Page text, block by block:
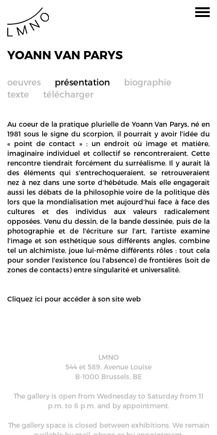
YOANN VAN PARYS
oeuvres présentation
biographie
texte
télécharger
Au coeur de la pratique plurielle de Yoann Van Parys, né en
1981 sous le signe du scorpion, il pourrait y avoir l'idée du
« point de contact » : un endroit où image et matière,
imaginaire individuel et collectif se rencontreraient. Cette
rencontre tiendrait forcément du surréalisme. Il y aurait là
des éléments qui s'entrechoqueraient, se retrouveraient
nez à nez dans une sorte d'hébétude. Mais elle engagerait
aussi les débats de la philosophie voire de la politique dès
lors que la mondialisation met aujourd'hui face à face des
cultures et des individus aux valeurs radicalement
opposées. Venu du dessin, de la bande dessinée, puis de la
photographie et de l'écriture sur l'art, l'artiste examine
l'image et son esthétique sous différents angles, combine
tel un alchimiste, joue lui-même différents rôles : tout cela
pour sonder l'existence (ou l'absence) de frontières (soit de
zones de contacts) entre singularité et universalité.
Cliquez ici pour accéder à son site web
LMNO
544 et 589, Avenue Louise
B-1000 Brussels, BE
The gallery is open from Wednesday to Saturday from 11
p.m. to 6 p.m. and by appointment.
The gallery space is closed between exhibitions. We remain